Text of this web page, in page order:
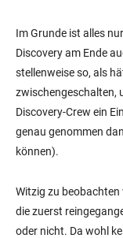
Im Grunde ist alles
Discovery am Ende
stellenweise so, als
zwischengeschalten,
Discovery-Crew ein
genau genommen
können).
Witzig zu beobachten
die zuerst
oder nicht. Da wohl